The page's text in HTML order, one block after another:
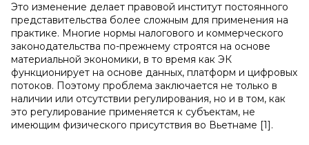
Это изменение делает правовой институт постоянного
представительства более сложным для применения на
практике. Многие нормы налогового и коммерческого
законодательства по-прежнему строятся на основе
материальной экономики, в то время как ЭК
функционирует на основе данных, платформ и цифровых
потоков. Поэтому проблема заключается не только в
наличии или отсутствии регулирования, но и в том, как
это регулирование применяется к субъектам, не
имеющим физического присутствия во Вьетнаме [1].